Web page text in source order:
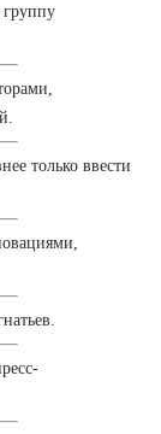
группу
только ввести